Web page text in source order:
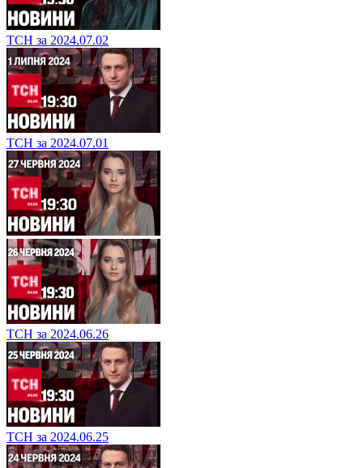
ТСН за 2024.07.02
ТСН за 2024.07.01
ТСН за 2024.06.26
ТСН за 2024.06.25